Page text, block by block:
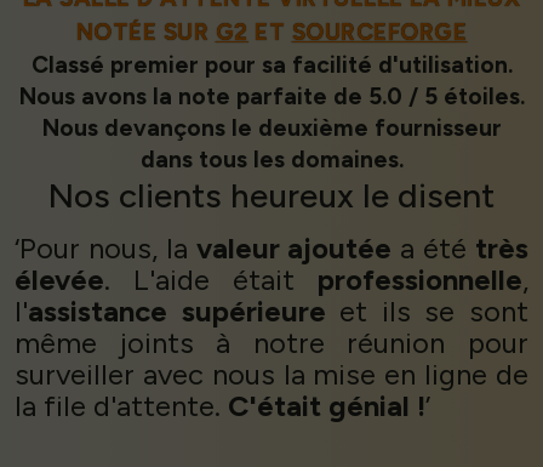
NOTÉE SUR G2 ET SOURCEFORGE
Classé premier pour sa facilité d'utilisation.
Nous avons la note parfaite de 5.0 / 5 étoiles.
Nous devançons le deuxième fournisseur
dans tous les domaines.
Nos clients heureux le disent
‘Pour nous, la valeur ajoutée a été très
élevée. L'aide était professionnelle,
l'assistance supérieure et ils se sont
même joints à notre réunion pour
surveiller avec nous la mise en ligne de
la file d'attente. C'était génial !’